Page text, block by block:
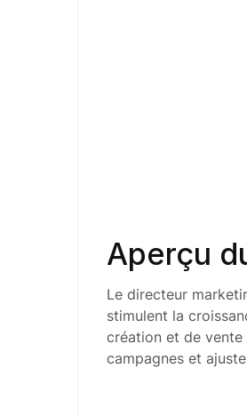
Aperçu
Le directeur
stimulent la
création et de vente
campagnes et